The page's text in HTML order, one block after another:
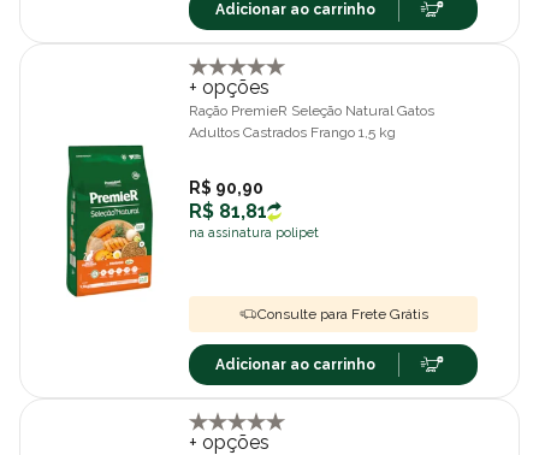
Adicionar ao carrinho
+ opções
Ração PremieR Seleção Natural Gatos
Adultos Castrados Frango 1,5 kg
R$ 90,90
R$ 81,81
na assinatura polipet
Consulte para Frete Grátis
Adicionar ao carrinho
+ opções